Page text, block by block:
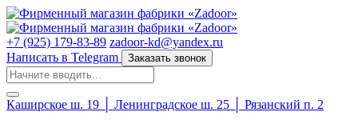
+7 (925) 179-83-89 zadoor-kd@yandex.ru
Написать в Telegram
Заказать звонок
Каширское ш. 19 │ Ленинградское ш. 25 │ Рязанский п. 2